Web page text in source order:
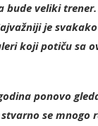
veliki
je
koji potiču sa
ponovo
se mnogo